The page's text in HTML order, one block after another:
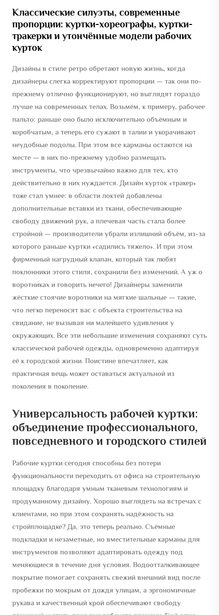
Классические силуэты, современные
пропорции: куртки-хореографы, куртки-
тракерки и утончённые модели рабочих
курток
Дизайны в стиле ретро обретают новую жизнь, когда
дизайнеры слегка корректируют пропорции — так они по-
прежнему отлично функционируют, но выглядят гораздо
лучше на современных телах. Возьмём, к примеру, рабочее
пальто: раньше оно было исключительно объёмным и
коробчатым, а теперь его сужают в талии и укорачивают
неудобные подолы. При этом все карманы остаются на
месте — в них по-прежнему удобно размещать
инструменты, что чрезвычайно важно для тех, кто
действительно в них нуждается. Дизайн курток «тракер»
тоже стал умнее: в области локтей добавлены
дополнительные вставки из ткани, обеспечивающие
свободу движений рук, а плечевая часть стала более
стройной — производители убрали излишний объём, из-за
которого раньше куртки «садились тяжело». И при этом
фирменный нагрудный клапан, который так любят
поклонники этого стиля, сохранили без изменений. А уж о
воротниках и говорить нечего! Дизайнеры заменили
жёсткие стоячие воротники на мягкие шальные — такие,
что легко переносят вас с объекта строительства на
свидание, не вызывая ни малейшего удивления у
окружающих. Все эти небольшие изменения сохраняют суть
классической рабочей одежды, одновременно адаптируя
её к городской жизни. Поистине впечатляет, как
практичная вещь может оставаться актуальной из
поколения в поколение.
Универсальность рабочей куртки:
объединение профессионального,
повседневного и городского стилей
Рабочие куртки сегодня способны без потери
функциональности переходить от офиса на строительную
площадку благодаря умным тканевым технологиям и
продуманному дизайну. Хорошо выглядеть на встречах с
клиентами, но при этом сохранять надёжность на
стройплощадке? Да, это теперь реально. Съёмные
подкладки и незаметные, но вместительные карманы для
инструментов позволяют адаптировать одежду под
меняющиеся в течение дня условия. Водоотталкивающее
покрытие помогает сохранять свежий внешний вид после
пробежки по мокрым от дождя улицам, а эргономичные
рукава и качественный крой обеспечивают свободу